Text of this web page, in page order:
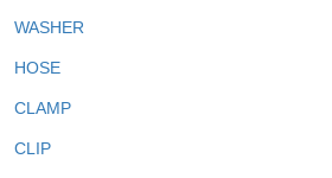
WASHER
HOSE
CLAMP
CLIP